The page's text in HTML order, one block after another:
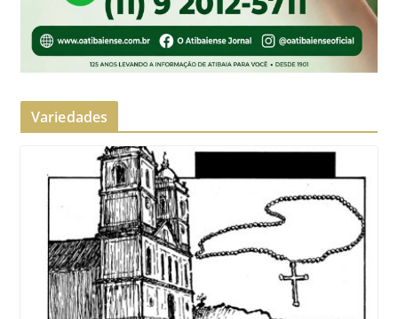
Variedades